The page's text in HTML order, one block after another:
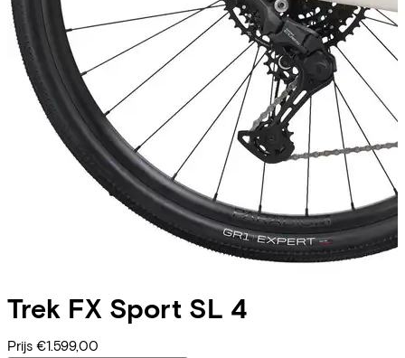
Trek FX Sport SL 4
Prijs €1.599,00